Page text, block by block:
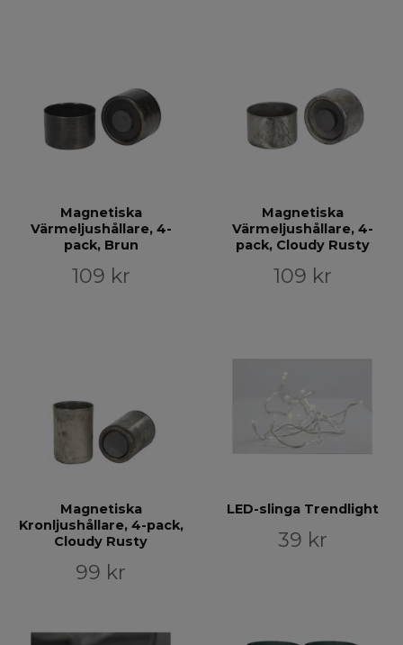
Magnetiska
Värmeljushållare, 4-
pack, Brun
109 kr
Magnetiska
Värmeljushållare, 4-
pack, Cloudy Rusty
109 kr
Magnetiska
Kronljushållare, 4-pack,
Cloudy Rusty
99 kr
LED-slinga Trendlight
39 kr